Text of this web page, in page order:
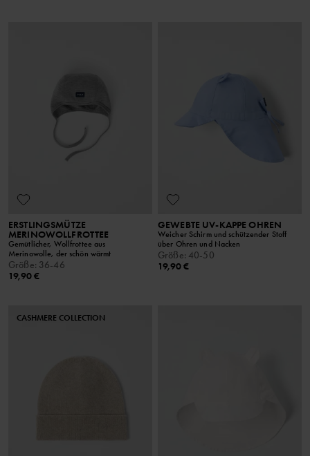
ERSTLINGSMÜTZE
MERINOWOLLFROTTEE
Gemütlicher, Wollfrottee aus
Merinowolle, der schön wärmt
Größe: 36-46
19,90 €
GEWEBTE UV-KAPPE OHREN
Weicher Schirm und schützender Stoff
über Ohren und Nacken
Größe: 40-50
19,90 €
CASHMERE COLLECTION